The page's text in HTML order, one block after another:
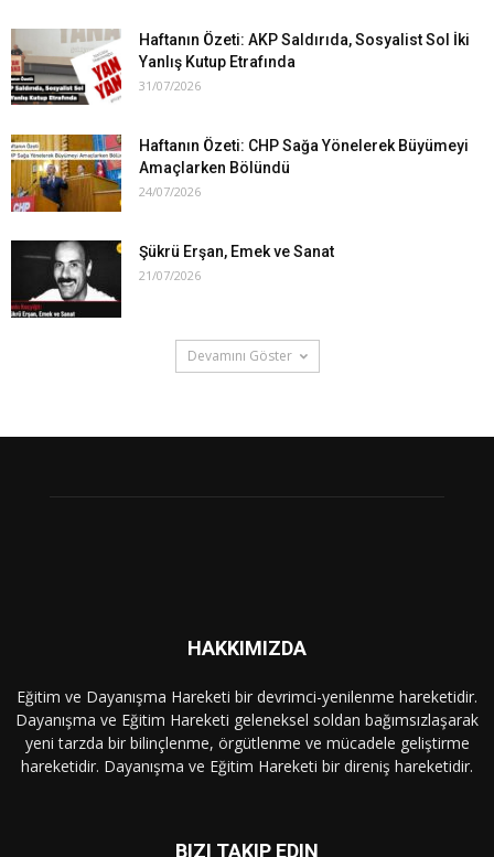
Haftanın Özeti: AKP Saldırıda, Sosyalist Sol İki
Yanlış Kutup Etrafında
31/07/2026
Haftanın Özeti: CHP Sağa Yönelerek Büyümeyi
Amaçlarken Bölündü
24/07/2026
Şükrü Erşan, Emek ve Sanat
21/07/2026
Devamını Göster
HAKKIMIZDA
Eğitim ve Dayanışma Hareketi bir devrimci-yenilenme hareketidir.
Dayanışma ve Eğitim Hareketi geleneksel soldan bağımsızlaşarak
yeni tarzda bir bilinçlenme, örgütlenme ve mücadele geliştirme
hareketidir. Dayanışma ve Eğitim Hareketi bir direniş hareketidir.
BIZI TAKIP EDIN